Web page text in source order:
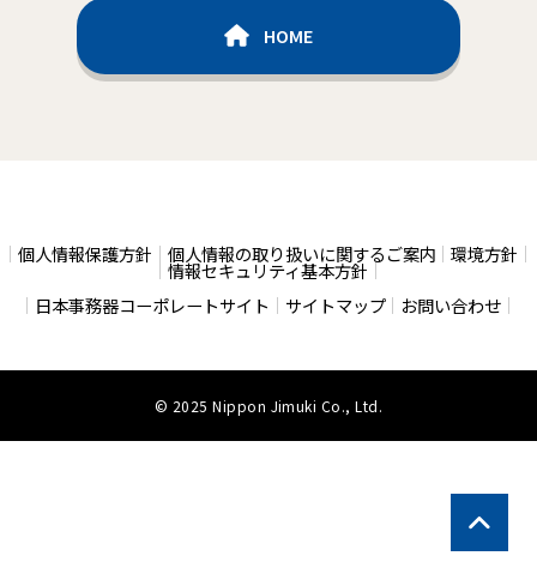
HOME
個人情報保護方針 個人情報の取り扱いに関するご案内 環境方針
情報セキュリティ基本方針
日本事務器コーポレートサイト
サイトマップ お問い合わせ
© 2025 Nippon Jimuki Co., Ltd.